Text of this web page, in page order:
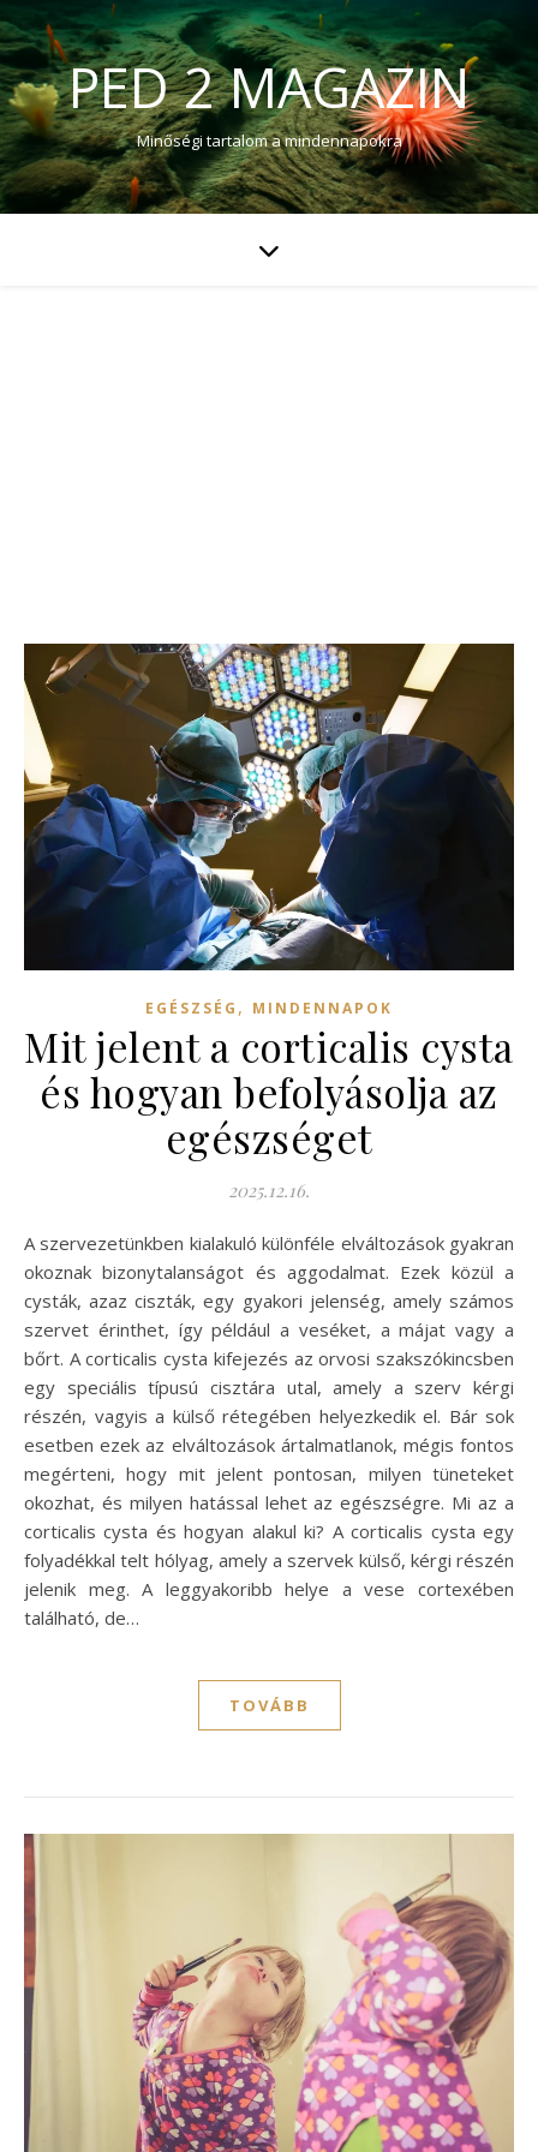
PED 2 MAGAZIN
Minőségi tartalom a mindennapokra
EGÉSZSÉG , MINDENNAPOK
Mit jelent a corticalis cysta
és hogyan befolyásolja az
egészséget
2025.12.16.
A szervezetünkben kialakuló különféle elváltozások gyakran
okoznak bizonytalanságot és aggodalmat. Ezek közül a
cysták, azaz ciszták, egy gyakori jelenség, amely számos
szervet érinthet, így például a veséket, a májat vagy a
bőrt. A corticalis cysta kifejezés az orvosi szakszókincsben
egy speciális típusú cisztára utal, amely a szerv kérgi
részén, vagyis a külső rétegében helyezkedik el. Bár sok
esetben ezek az elváltozások ártalmatlanok, mégis fontos
megérteni, hogy mit jelent pontosan, milyen tüneteket
okozhat, és milyen hatással lehet az egészségre. Mi az a
corticalis cysta és hogyan alakul ki? A corticalis cysta egy
folyadékkal telt hólyag, amely a szervek külső, kérgi részén
jelenik meg. A leggyakoribb helye a vese cortexében
található, de…
TOVÁBB